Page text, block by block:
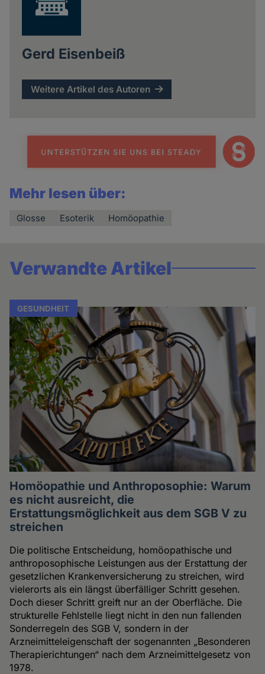
Gerd Eisenbeiß
Weitere Artikel des Autoren
Mehr lesen über:
Glosse Esoterik Homöopathie
Verwandte Artikel
GESUNDHEIT
Homöopathie und Anthroposophie: Warum
es nicht ausreicht, die
Erstattungsmöglichkeit aus dem SGB V zu
streichen
Die politische Entscheidung, homöopathische und
anthroposophische Leistungen aus der Erstattung der
gesetzlichen Krankenversicherung zu streichen, wird
vielerorts als ein längst überfälliger Schritt gesehen.
Doch dieser Schritt greift nur an der Oberfläche. Die
strukturelle Fehlstelle liegt nicht in den nun fallenden
Sonderregeln des SGB V, sondern in der
Arzneimitteleigenschaft der sogenannten „Besonderen
Therapierichtungen“ nach dem Arzneimittelgesetz von
1978.